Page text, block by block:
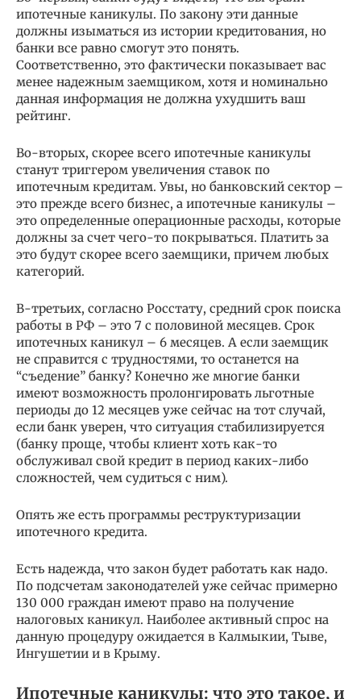
ипотечные каникулы. По закону эти данные
должны изыматься из истории кредитования, но
банки все равно смогут это понять.
Соответственно, это фактически показывает вас
менее надежным заемщиком, хотя и номинально
данная информация не должна ухудшить ваш
рейтинг.
Во-вторых, скорее всего ипотечные каникулы
станут триггером увеличения ставок по
ипотечным кредитам. Увы, но банковский сектор –
это прежде всего бизнес, а ипотечные каникулы –
это определенные операционные расходы, которые
должны за счет чего-то покрываться. Платить за
это будут скорее всего заемщики, причем любых
категорий.
В-третьих, согласно Росстату, средний срок поиска
работы в РФ – это 7 с половиной месяцев. Срок
ипотечных каникул – 6 месяцев. А если заемщик
не справится с трудностями, то останется на
“съедение” банку? Конечно же многие банки
имеют возможность пролонгировать льготные
периоды до 12 месяцев уже сейчас на тот случай,
если банк уверен, что ситуация стабилизируется
(банку проще, чтобы клиент хоть как-то
обслуживал свой кредит в период каких-либо
сложностей, чем судиться с ним).
Опять же есть программы реструктуризации
ипотечного кредита.
Есть надежда, что закон будет работать как надо.
По подсчетам законодателей уже сейчас примерно
130 000 граждан имеют право на получение
налоговых каникул. Наиболее активный спрос на
данную процедуру ожидается в Калмыкии, Тыве,
Ингушетии и в Крыму.
Ипотечные каникулы: что это такое, и